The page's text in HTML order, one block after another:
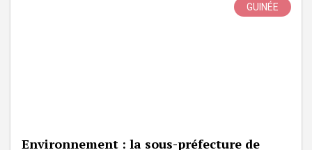
GUINÉE
Environnement : la sous-préfecture de